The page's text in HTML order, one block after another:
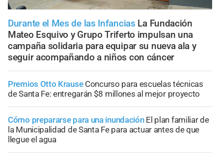
Durante el Mes de las Infancias La Fundación
Mateo Esquivo y Grupo Triferto impulsan una
campaña solidaria para equipar su nueva ala y
seguir acompañando a niños con cáncer
Premios Otto Krause Concurso para escuelas técnicas
de Santa Fe: entregarán $8 millones al mejor proyecto
Cómo prepararse para una inundación El plan familiar de
la Municipalidad de Santa Fe para actuar antes de que
llegue el agua